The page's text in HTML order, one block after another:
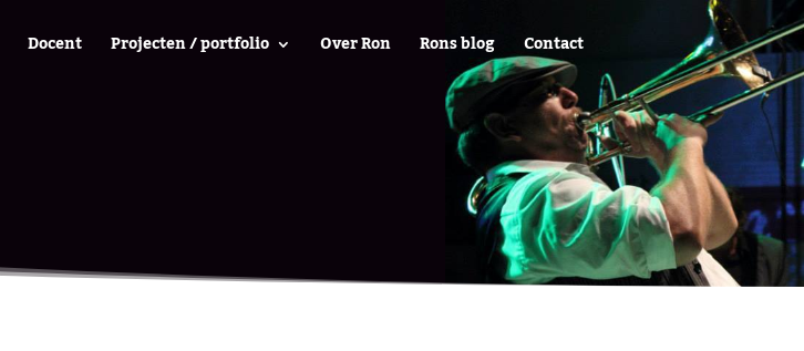
Docent Projecten / portfolio Over Ron Rons blog Contact